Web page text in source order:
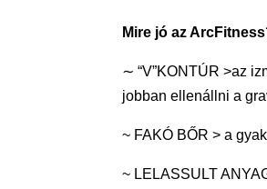
Mire jó az
∼ “V”KONTÚR >az
jobban ellenállni a
~ FAKÓ BŐR > a
~ LELASSULT